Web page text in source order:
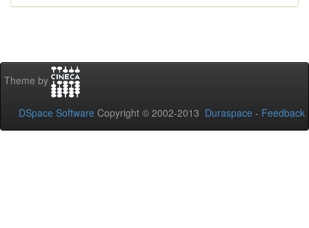
Theme by
DSpace Software Copyright © 2002-2013 Duraspace - Feedback